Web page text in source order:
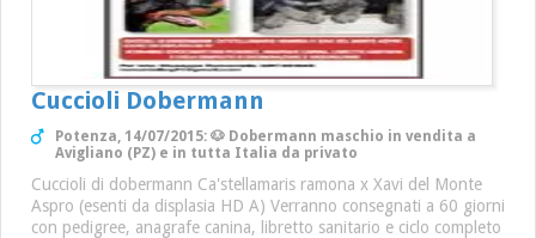
Cuccioli Dobermann
Potenza, 14/07/2015: 🐶 Dobermann maschio in vendita a
Avigliano (PZ) e in tutta Italia da privato
Cuccioli di dobermann Ca'stellamaris ramona x Xavi del Monte
Aspro (esenti da displasia HD A) Verranno consegnati a 60 giorni
con pedigree, anagrafe canina, libretto sanitario e ciclo completo